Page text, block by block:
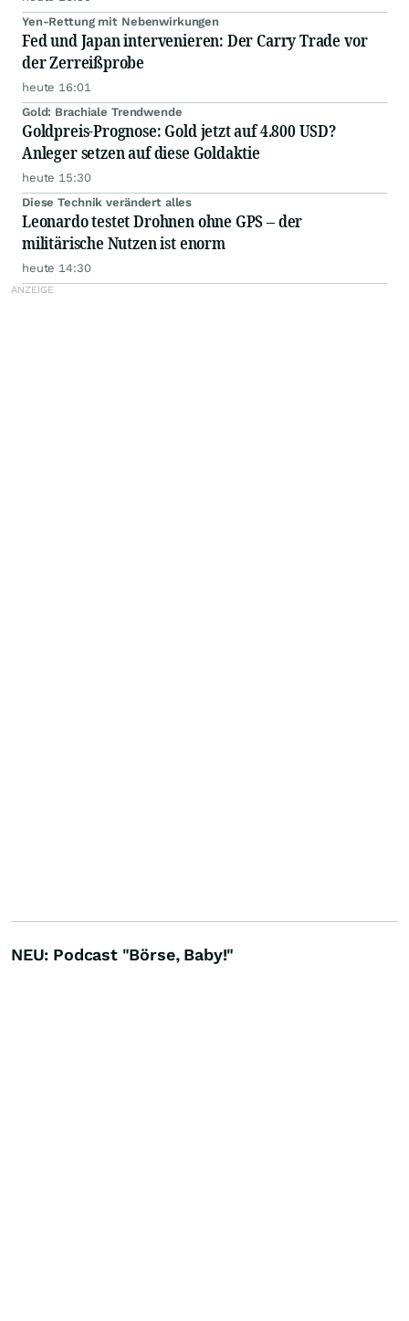
Yen-Rettung mit Nebenwirkungen
Fed und Japan intervenieren: Der Carry Trade vor
der Zerreißprobe
heute 16:01
Gold: Brachiale Trendwende
Goldpreis-Prognose: Gold jetzt auf 4.800 USD?
Anleger setzen auf diese Goldaktie
heute 15:30
Diese Technik verändert alles
Leonardo testet Drohnen ohne GPS – der
militärische Nutzen ist enorm
heute 14:30
NEU: Podcast "Börse, Baby!"